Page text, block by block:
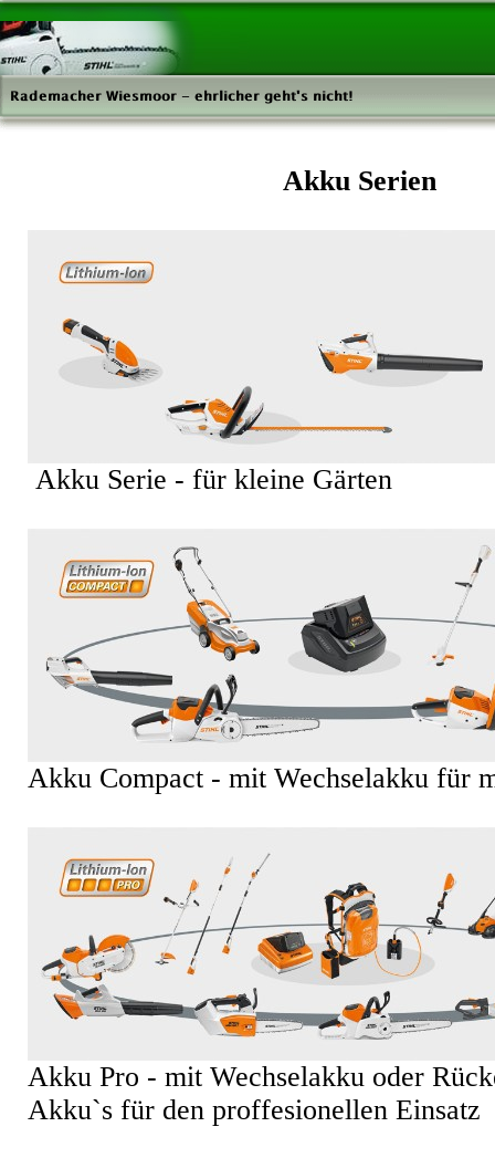
Akku Serien
Akku Serie - für kleine Gärten
Akku Compact - mit Wechselakku für
Akku Pro - mit Wechselakku oder
Akku`s für den proffesionellen Einsatz